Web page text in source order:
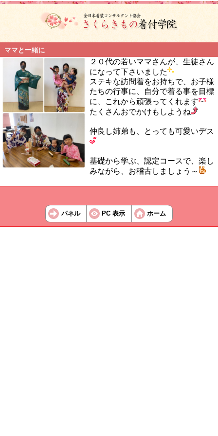
ママと一緒に
２０代の若いママさんが、生徒さん
になって下さいました
ステキな訪問着をお持ちで、お子様
たちの行事に、自分で着る事を目標
に、これから頑張ってくれます
たくさんおでかけもしようね
仲良し姉弟も、とっても可愛いデス
基礎から学ぶ、認定コースで、楽し
みながら、お稽古しましょう～
パネル PC 表示 ホーム